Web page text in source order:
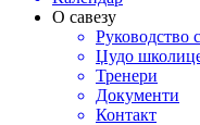
О савезу
Руководство
Џудо
Тренери
Документи
Контакт